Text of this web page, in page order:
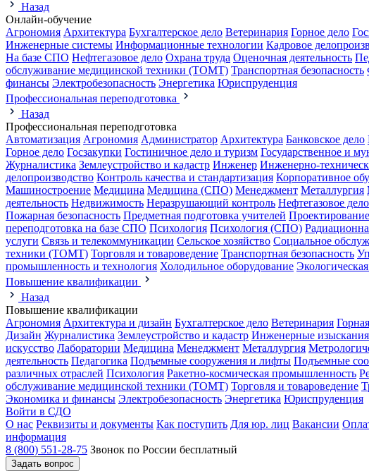
Назад
Онлайн-обучение
Агрономия Архитектура Бухгалтерское дело Ветеринария Горное дело
Инженерные системы Информационные технологии Кадровое
На базе СПО Нефтегазовое дело Охрана труда Оценочная деятельность
обслуживание медицинской техники (ТОМТ) Транспортная безопасность
финансы Электробезопасность Энергетика Юриспруденция
Профессиональная переподготовка
Назад
Профессиональная переподготовка
Автоматизация Агрономия Администратор Архитектура Банковское дело
Горное дело Госзакупки Гостиничное дело и туризм Государственное и
Журналистика Землеустройство и кадастр Инженер Инженерно-
делопроизводство Контроль качества и стандартизация Корпоративное
Машиностроение Медицина Медицина (СПО) Менеджмент Металлургия
деятельность Недвижимость Неразрушающий контроль Нефтегазовое дело
Пожарная безопасность Предметная подготовка учителей Проектирование
переподготовка на базе СПО Психология Психология (СПО)
услуги Связь и телекоммуникации Сельское хозяйство Социальное
техники (ТОМТ) Торговля и товароведение Транспортная безопасность
промышленность и технология Холодильное оборудование
Повышение квалификации
Назад
Повышение квалификации
Агрономия Архитектура и дизайн Бухгалтерское дело Ветеринария
Дизайн Журналистика Землеустройство и кадастр Инженерные изыскания
искусство Лаборатории Медицина Менеджмент Металлургия
деятельность Педагогика Подъемные сооружения и лифты Подъемные
различных отраслей Психология Ракетно-космическая промышленность
обслуживание медицинской техники (ТОМТ) Торговля и товароведение
Экономика и финансы Электробезопасность Энергетика Юриспруденция
Войти в СДО
О нас Реквизиты и документы Как поступить Для юр. лиц Вакансии
информация
8 (800) 551-28-75 Звонок по России бесплатный
Задать вопрос